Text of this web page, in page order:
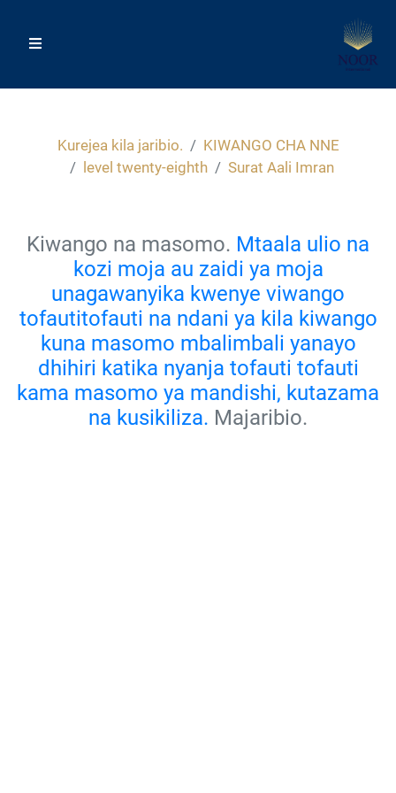
Kurejea kila jaribio.
KIWANGO CHA NNE
level twenty-eighth
Surat Aali Imran
Kiwango na masomo. Mtaala ulio na
kozi moja au zaidi ya moja
unagawanyika kwenye viwango
tofautitofauti na ndani ya kila kiwango
kuna masomo mbalimbali yanayo
dhihiri katika nyanja tofauti tofauti
kama masomo ya mandishi, kutazama
na kusikiliza. Majaribio.